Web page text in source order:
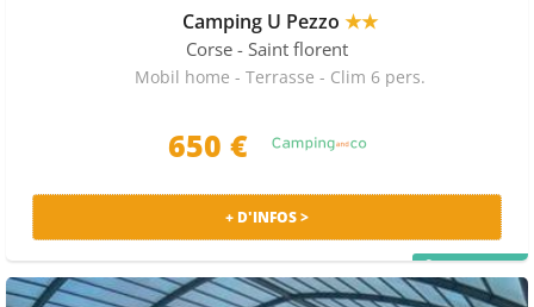
Camping U Pezzo ★★
Corse - Saint florent
Mobil home - Terrasse - Clim 6 pers.
650 €
+ D'INFOS >